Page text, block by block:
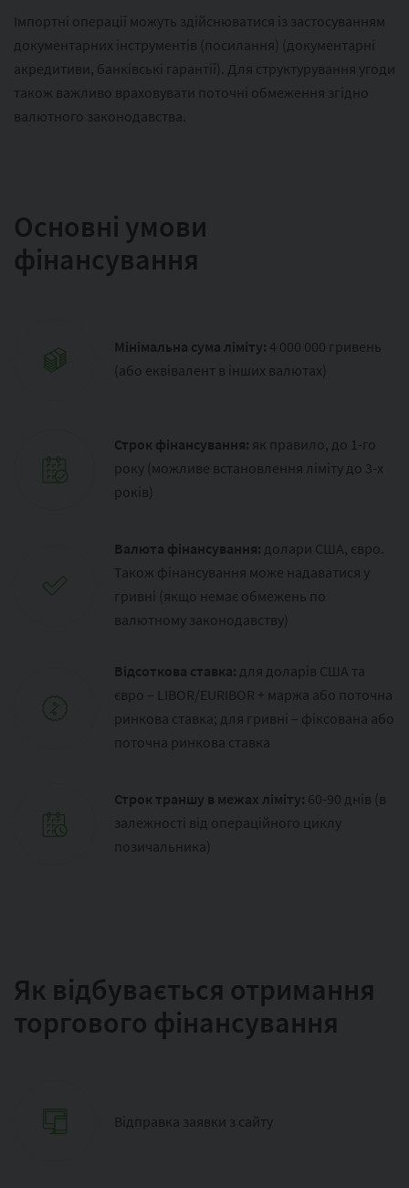
Імпортні операції можуть здійснюватися із застосуванням
документарних інструментів (посилання) (документарні
акредитиви, банківські гарантії). Для структурування угоди
також важливо враховувати поточні обмеження згідно
валютного законодавства.
Основні умови
фінансування
Мінімальна сума ліміту: 4 000 000 гривень
(або еквівалент в інших валютах)
Строк фінансування: як правило, до 1-го
року (можливе встановлення ліміту до 3-х
років)
Валюта фінансування: долари США, євро.
Також фінансування може надаватися у
гривні (якщо немає обмежень по
валютному законодавству)
Відсоткова ставка: для доларів США та
євро – LIBOR/EURIBOR + маржа або поточна
ринкова ставка; для гривні – фіксована або
поточна ринкова ставка
Строк траншу в межах ліміту: 60-90 днів (в
залежності від операційного циклу
позичальника)
Як відбувається отримання
торгового фінансування
Відправка заявки з сайту